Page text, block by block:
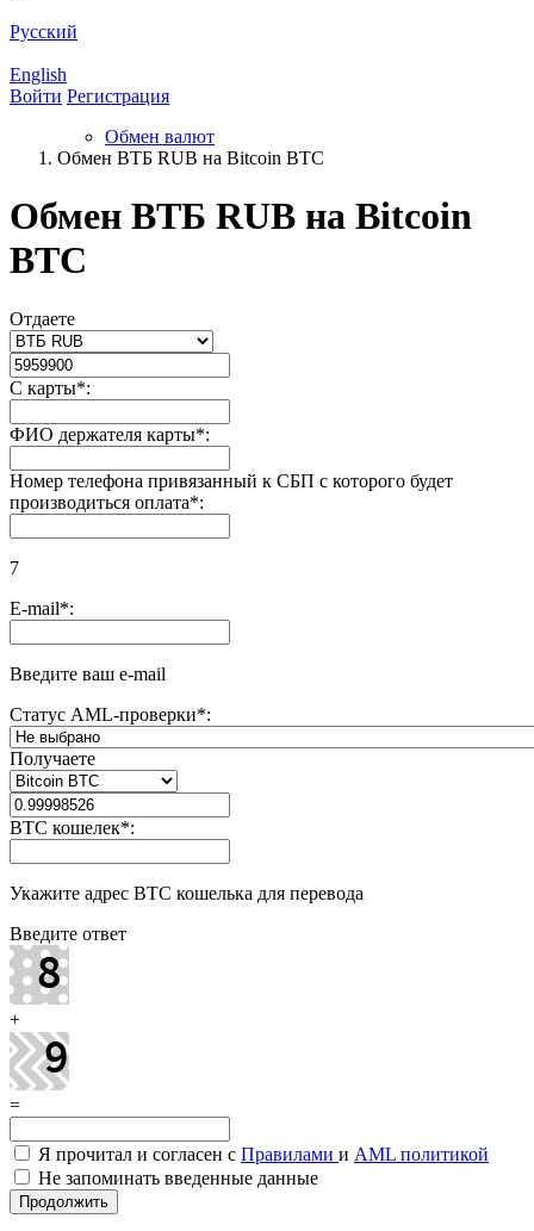
Русский
English
Войти Регистрация
Обмен валют
Обмен BТБ RUB на Bitcoin BTC
Обмен BТБ RUB на Bitcoin
BTC
Отдаете
С карты*:
ФИО держателя карты*:
Номер телефона привязанный к СБП с которого будет
производиться оплата*:
7
E-mail*:
Введите ваш e-mail
Статус AML-проверки*:
Получаете
BTC кошелек*:
Укажите адрес BTC кошелька для перевода
Введите ответ
+
=
Я прочитал и согласен с Правилами и AML политикой
Не запоминать введенные данные